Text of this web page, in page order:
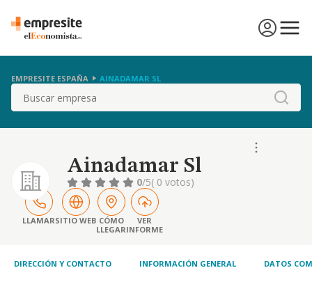
EMPRESITE ESPAÑA AINADAMAR SL
Buscar
Ainadamar Sl
0/5( 0 votos)
LLAMARSITIO WEB CÓMO
LLEGAR
VER
INFORME
DIRECCIÓN Y CONTACTO INFORMACIÓN GENERAL DATOS